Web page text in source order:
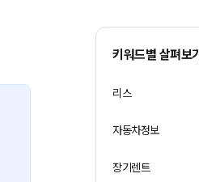
키워드별 살펴보기
리스
자동차정보
장기렌트